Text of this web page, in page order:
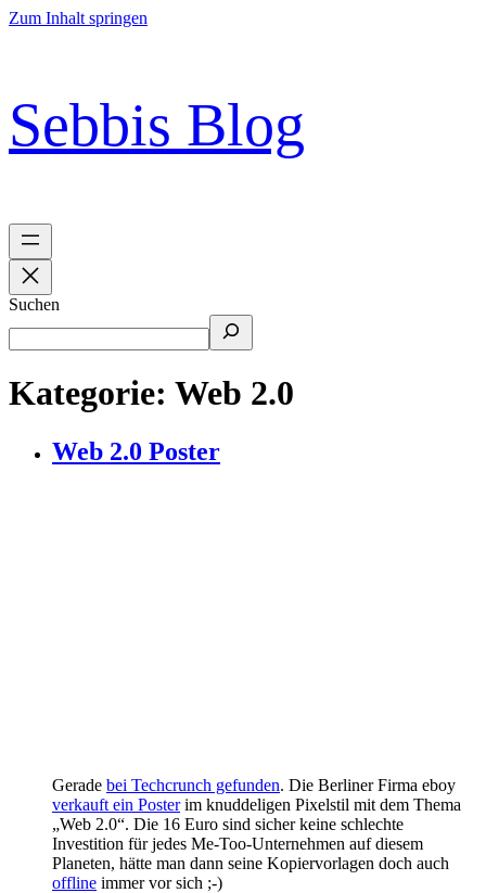
Zum Inhalt springen
Sebbis Blog
Suchen
Kategorie: Web 2.0
Web 2.0 Poster
Gerade bei Techcrunch gefunden. Die Berliner Firma eboy
verkauft ein Posterim knuddeligen Pixelstil mit dem Thema
„Web 2.0“. Die 16 Euro sind sicher keine schlechte
Investition für jedes Me-Too-Unternehmen auf diesem
Planeten, hätte man dann seine Kopiervorlagen doch auch
offline immer vor sich ;-)